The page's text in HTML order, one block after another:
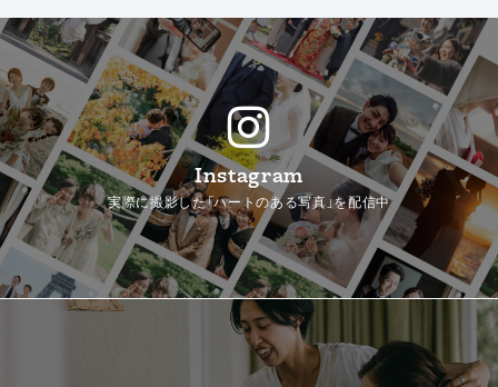
Instagram
実際に撮影した「ハートのある写真」を配信中